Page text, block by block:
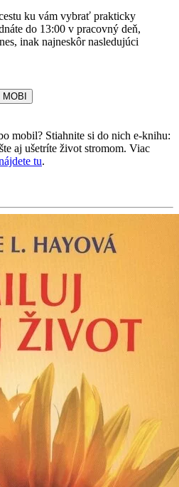
ku vám vybrať prakticky
do 13:00 v pracovný deň,
inak najneskôr nasledujúci
MOBI
mobil? Stiahnite si do nich e-knihu:
aj ušetríte život stromom. Viac
tu.